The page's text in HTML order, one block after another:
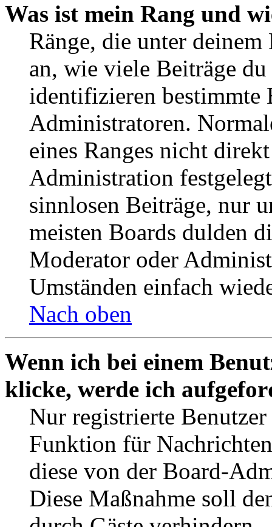
Was ist mein Rang und
Ränge, die unter deinem
an, wie viele Beiträge
identifizieren bestimmte
Administratoren.
eines Ranges nicht
Administration
sinnlosen Beiträge, nur
meisten Boards dulden
Moderator oder
Umständen einfach
Nach oben
Wenn ich bei einem
klicke, werde ich
Nur registrierte
Funktion für
diese von der Board-
Diese Maßnahme soll